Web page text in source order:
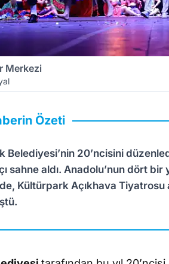
Merkezi
Özeti
Belediyesi’nin 20’ncisini
sahne aldı. Anadolu’nun dört
Kültürpark Açıkhava Tiyatrosu